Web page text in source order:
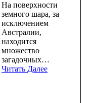
На поверхности
земного шара, за
исключением
Австралии,
находится
множество
загадочных…
Читать Далее